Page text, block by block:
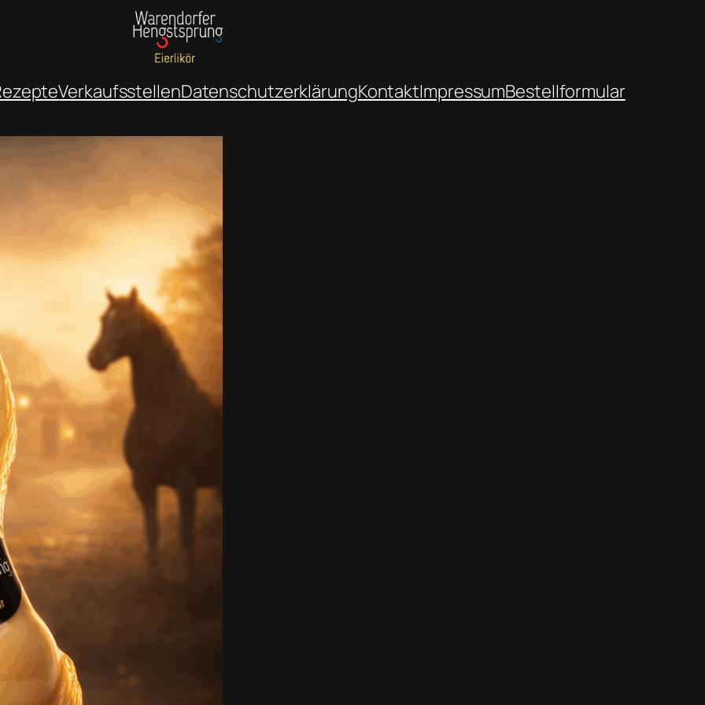
VerkaufsstellenDatenschutzerklärungKontaktImpressumBestellformular